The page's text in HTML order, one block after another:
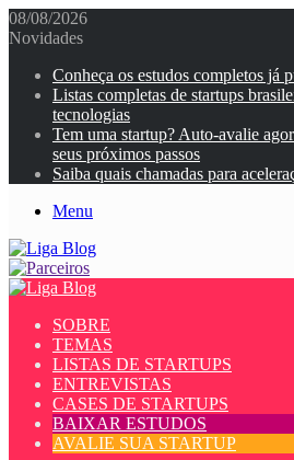
08/08/2026
Novidades
Conheça os estudos completos já
Listas completas de startups
tecnologias
Tem uma startup? Auto-avalie
seus próximos passos
Saiba quais chamadas para
Menu
SOBRE
TEMAS
LISTAS DE STARTUPS
ENTREVISTAS
CASES DE STARTUPS
BAIXAR ESTUDOS
AVALIE SUA STARTUP